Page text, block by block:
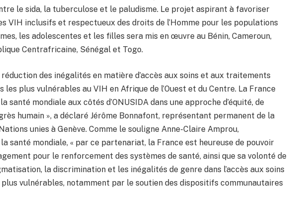
le sida, la tuberculose et le paludisme. Le projet aspirant à favoriser
VIH inclusifs et respectueux des droits de l’Homme pour les populations
les adolescentes et les filles sera mis en œuvre au Bénin, Cameroun,
Centrafricaine, Sénégal et Togo.
des inégalités en matière d’accès aux soins et aux traitements
les plus vulnérables au VIH en Afrique de l’Ouest et du Centre. La France
santé mondiale aux côtés d’ONUSIDA dans une approche d’équité, de
humain », a déclaré Jérôme Bonnafont, représentant permanent de la
unies à Genève. Comme le souligne Anne-Claire Amprou,
santé mondiale, « par ce partenariat, la France est heureuse de pouvoir
pour le renforcement des systèmes de santé, ainsi que sa volonté de
la discrimination et les inégalités de genre dans l’accès aux soins
vulnérables, notamment par le soutien des dispositifs communautaires